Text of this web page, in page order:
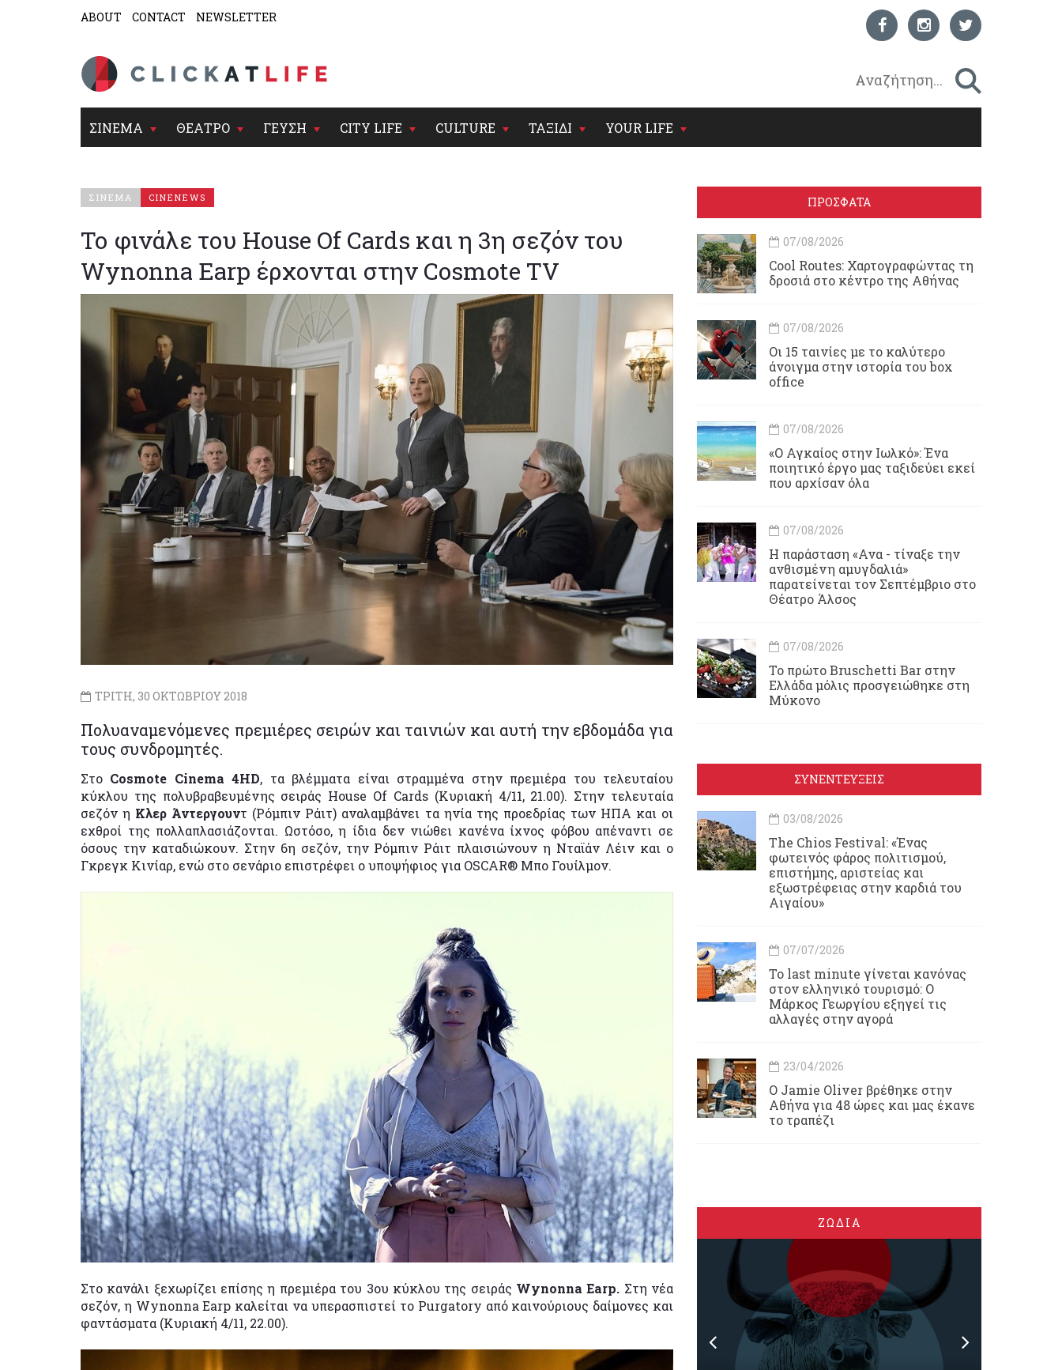
ABOUT CONTACT NEWSLETTER
ΣΙΝΕΜΑ ΘΕΑΤΡΟ ΓΕΥΣΗ CITY LIFE CULTURE ΤΑΞΙΔΙ YOUR LIFE
ΣΙΝΕΜΑ CINENEWS
Το φινάλε του House Of Cards και η 3η σεζόν του
Wynonna Earp έρχονται στην Cosmote TV
ΤΡΙΤΗ, 30 ΟΚΤΩΒΡΙΟΥ 2018
Πολυαναμενόμενες πρεμιέρες σειρών και ταινιών και αυτή την εβδομάδα για
τους συνδρομητές.
Στο Cosmote Cinema 4HD, τα βλέμματα είναι στραμμένα στην πρεμιέρα του τελευταίου
κύκλου της πολυβραβευμένης σειράς House Of Cards (Κυριακή 4/11, 21.00). Στην τελευταία
σεζόν η Κλερ Άντεργουντ (Ρόμπιν Ράιτ) αναλαμβάνει τα ηνία της προεδρίας των ΗΠΑ και οι
εχθροί της πολλαπλασιάζονται. Ωστόσο, η ίδια δεν νιώθει κανένα ίχνος φόβου απέναντι σε
όσους την καταδιώκουν. Στην 6η σεζόν, την Ρόμπιν Ράιτ πλαισιώνουν η Νταϊάν Λέιν και ο
Γκρεγκ Κινίαρ, ενώ στο σενάριο επιστρέφει ο υποψήφιος για OSCAR® Μπο Γουίλμον.
Στο κανάλι ξεχωρίζει επίσης η πρεμιέρα του 3ου κύκλου της σειράς Wynonna Earp. Στη νέα
σεζόν, η Wynonna Earp καλείται να υπερασπιστεί το Purgatory από καινούριους δαίμονες και
φαντάσματα (Κυριακή 4/11, 22.00).
ΠΡΟΣΦΑΤΑ
07/08/2026
Cool Routes: Χαρτογραφώντας τη
δροσιά στο κέντρο της Αθήνας
07/08/2026
Οι 15 ταινίες με το καλύτερο
άνοιγμα στην ιστορία του box
office
07/08/2026
«Ο Αγκαίος στην Ιωλκό»: Ένα
ποιητικό έργο μας ταξιδεύει εκεί
που αρχίσαν όλα
07/08/2026
Η παράσταση «Ανα - τίναξε την
ανθισμένη αμυγδαλιά»
παρατείνεται τον Σεπτέμβριο στο
Θέατρο Άλσος
07/08/2026
Το πρώτο Bruschetti Bar στην
Ελλάδα μόλις προσγειώθηκε στη
Μύκονο
ΣΥΝΕΝΤΕΥΞΕΙΣ
03/08/2026
Τhe Chios Festival: «Ένας
φωτεινός φάρος πολιτισμού,
επιστήμης, αριστείας και
εξωστρέφειας στην καρδιά του
Αιγαίου»
07/07/2026
Το last minute γίνεται κανόνας
στον ελληνικό τουρισμό: Ο
Μάρκος Γεωργίου εξηγεί τις
αλλαγές στην αγορά
23/04/2026
Ο Jamie Oliver βρέθηκε στην
Αθήνα για 48 ώρες και μας έκανε
το τραπέζι
ΖΩΔΙΑ